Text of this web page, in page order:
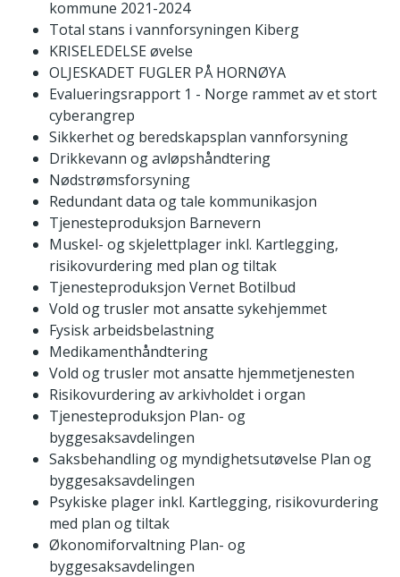
kommune 2021-2024
Total stans i vannforsyningen Kiberg
KRISELEDELSE øvelse
OLJESKADET FUGLER PÅ HORNØYA
Evalueringsrapport 1 - Norge rammet av et stort
cyberangrep
Sikkerhet og beredskapsplan vannforsyning
Drikkevann og avløpshåndtering
Nødstrømsforsyning
Redundant data og tale kommunikasjon
Tjenesteproduksjon Barnevern
Muskel- og skjelettplager inkl. Kartlegging,
risikovurdering med plan og tiltak
Tjenesteproduksjon Vernet Botilbud
Vold og trusler mot ansatte sykehjemmet
Fysisk arbeidsbelastning
Medikamenthåndtering
Vold og trusler mot ansatte hjemmetjenesten
Risikovurdering av arkivholdet i organ
Tjenesteproduksjon Plan- og
byggesaksavdelingen
Saksbehandling og myndighetsutøvelse Plan og
byggesaksavdelingen
Psykiske plager inkl. Kartlegging, risikovurdering
med plan og tiltak
Økonomiforvaltning Plan- og
byggesaksavdelingen